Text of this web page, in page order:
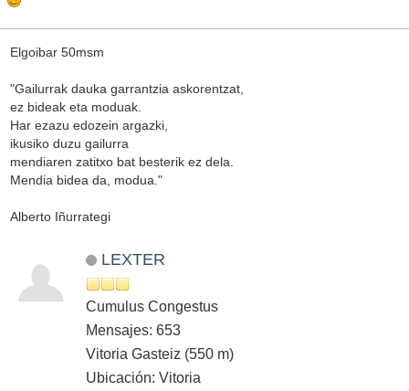
Elgoibar 50msm
"Gailurrak dauka garrantzia askorentzat,
ez bideak eta moduak.
Har ezazu edozein argazki,
ikusiko duzu gailurra
mendiaren zatitxo bat besterik ez dela.
Mendia bidea da, modua."
Alberto Iñurrategi
LEXTER
Cumulus Congestus
Mensajes: 653
Vitoria Gasteiz (550 m)
Ubicación: Vitoria